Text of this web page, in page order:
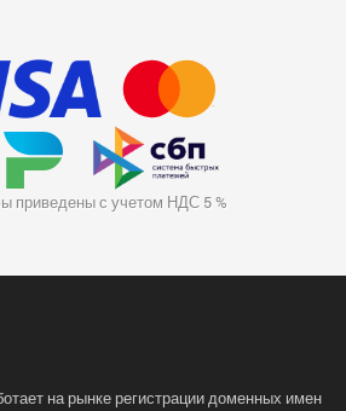
приведены с учетом НДС 5 %
на рынке регистрации доменных имен